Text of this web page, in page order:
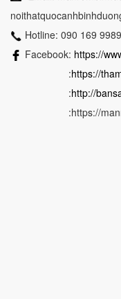
Hotline: 090 169
Facebook: https://
:https://
:http://
:https://